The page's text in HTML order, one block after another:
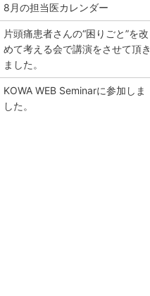
8月の担当医カレンダー
片頭痛患者さんの“困りごと”を改
めて考える会で講演をさせて頂き
ました。
KOWA WEB Seminarに参加しま
した。